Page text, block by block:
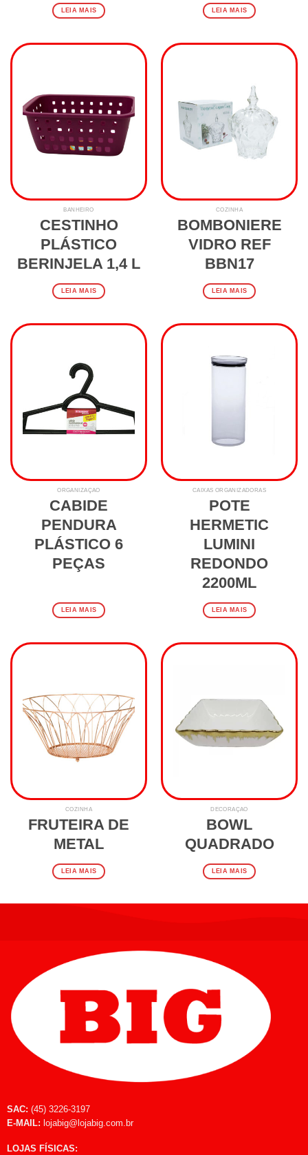
LEIA MAIS LEIA MAIS
BANHEIRO
CESTINHO
PLÁSTICO
BERINJELA 1,4 L
LEIA MAIS
COZINHA
BOMBONIERE
VIDRO REF
BBN17
LEIA MAIS
ORGANIZAÇÃO
CABIDE
PENDURA
PLÁSTICO 6
PEÇAS
LEIA MAIS
CAIXAS ORGANIZADORAS
POTE
HERMETIC
LUMINI
REDONDO
2200ML
LEIA MAIS
COZINHA
FRUTEIRA DE
METAL
LEIA MAIS
DECORAÇÃO
BOWL
QUADRADO
LEIA MAIS
SAC: (45) 3226-3197
E-MAIL: lojabig@lojabig.com.br
LOJAS FÍSICAS: